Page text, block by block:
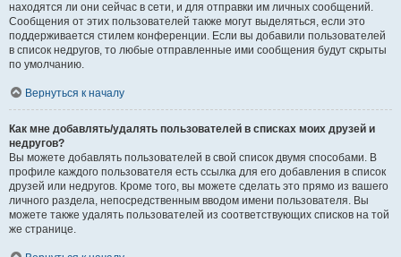
находятся ли они сейчас в сети, и для отправки им личных сообщений.
Сообщения от этих пользователей также могут выделяться, если это
поддерживается стилем конференции. Если вы добавили пользователей
в список недругов, то любые отправленные ими сообщения будут скрыты
по умолчанию.
Вернуться к началу
Как мне добавлять/удалять пользователей в списках моих друзей и
недругов?
Вы можете добавлять пользователей в свой список двумя способами. В
профиле каждого пользователя есть ссылка для его добавления в список
друзей или недругов. Кроме того, вы можете сделать это прямо из вашего
личного раздела, непосредственным вводом имени пользователя. Вы
можете также удалять пользователей из соответствующих списков на той
же странице.